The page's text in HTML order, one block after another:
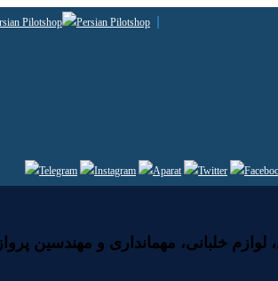
خلبانی، مهمانداری و مهندسین